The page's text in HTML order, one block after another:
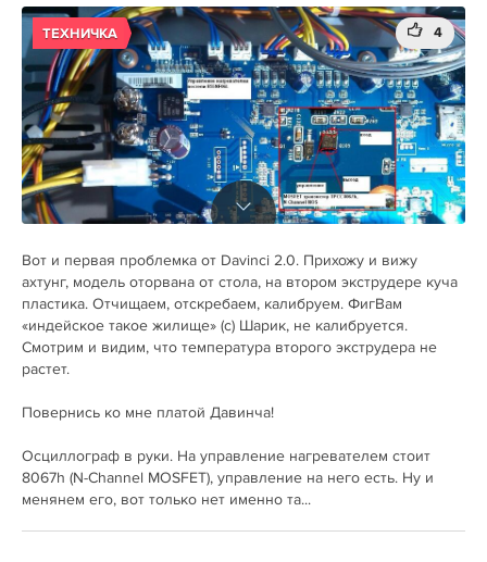
ТЕХНИЧКА 4
Вот и первая проблемка от Davinci 2.0. Прихожу и вижу
ахтунг, модель оторвана от стола, на втором экструдере куча
пластика. Отчищаем, отскребаем, калибруем. ФигВам
«индейское такое жилище» (с) Шарик, не калибруется.
Смотрим и видим, что температура второго экструдера не
растет.
Повернись ко мне платой Давинча!
Осциллограф в руки. На управление нагревателем стоит
8067h (N-Channel MOSFET), управление на него есть. Ну и
менянем его, вот только нет именно та...